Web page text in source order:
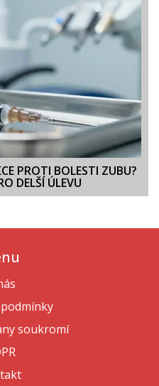
PROTI BOLESTI ZUBU?
DELŠÍ ÚLEVU
soukromí